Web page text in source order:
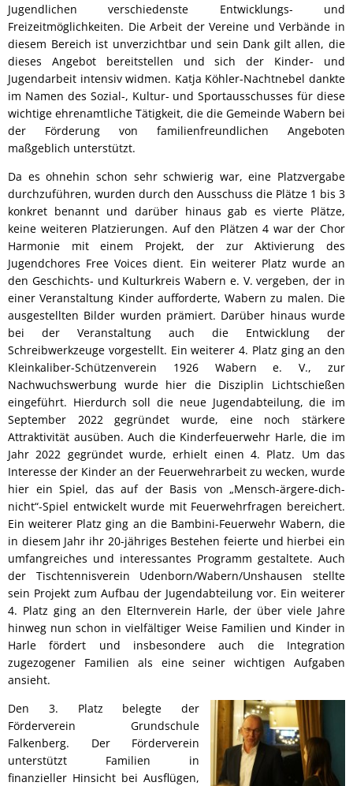
Jugendlichen verschiedenste Entwicklungs- und
Freizeitmöglichkeiten. Die Arbeit der Vereine und Verbände in
diesem Bereich ist unverzichtbar und sein Dank gilt allen, die
dieses Angebot bereitstellen und sich der Kinder- und
Jugendarbeit intensiv widmen. Katja Köhler-Nachtnebel dankte
im Namen des Sozial-, Kultur- und Sportausschusses für diese
wichtige ehrenamtliche Tätigkeit, die die Gemeinde Wabern bei
der Förderung von familienfreundlichen Angeboten
maßgeblich unterstützt.
Da es ohnehin schon sehr schwierig war, eine Platzvergabe
durchzuführen, wurden durch den Ausschuss die Plätze 1 bis 3
konkret benannt und darüber hinaus gab es vierte Plätze,
keine weiteren Platzierungen. Auf den Plätzen 4 war der Chor
Harmonie mit einem Projekt, der zur Aktivierung des
Jugendchores Free Voices dient. Ein weiterer Platz wurde an
den Geschichts- und Kulturkreis Wabern e. V. vergeben, der in
einer Veranstaltung Kinder aufforderte, Wabern zu malen. Die
ausgestellten Bilder wurden prämiert. Darüber hinaus wurde
bei der Veranstaltung auch die Entwicklung der
Schreibwerkzeuge vorgestellt. Ein weiterer 4. Platz ging an den
Kleinkaliber-Schützenverein 1926 Wabern e. V., zur
Nachwuchswerbung wurde hier die Disziplin Lichtschießen
eingeführt. Hierdurch soll die neue Jugendabteilung, die im
September 2022 gegründet wurde, eine noch stärkere
Attraktivität ausüben. Auch die Kinderfeuerwehr Harle, die im
Jahr 2022 gegründet wurde, erhielt einen 4. Platz. Um das
Interesse der Kinder an der Feuerwehrarbeit zu wecken, wurde
hier ein Spiel, das auf der Basis von „Mensch-ärgere-dich-
nicht“-Spiel entwickelt wurde mit Feuerwehrfragen bereichert.
Ein weiterer Platz ging an die Bambini-Feuerwehr Wabern, die
in diesem Jahr ihr 20-jähriges Bestehen feierte und hierbei ein
umfangreiches und interessantes Programm gestaltete. Auch
der Tischtennisverein Udenborn/Wabern/Unshausen stellte
sein Projekt zum Aufbau der Jugendabteilung vor. Ein weiterer
4. Platz ging an den Elternverein Harle, der über viele Jahre
hinweg nun schon in vielfältiger Weise Familien und Kinder in
Harle fördert und insbesondere auch die Integration
zugezogener Familien als eine seiner wichtigen Aufgaben
ansieht.
Den 3. Platz belegte der
Förderverein Grundschule
Falkenberg. Der Förderverein
unterstützt Familien in
finanzieller Hinsicht bei Ausflügen,